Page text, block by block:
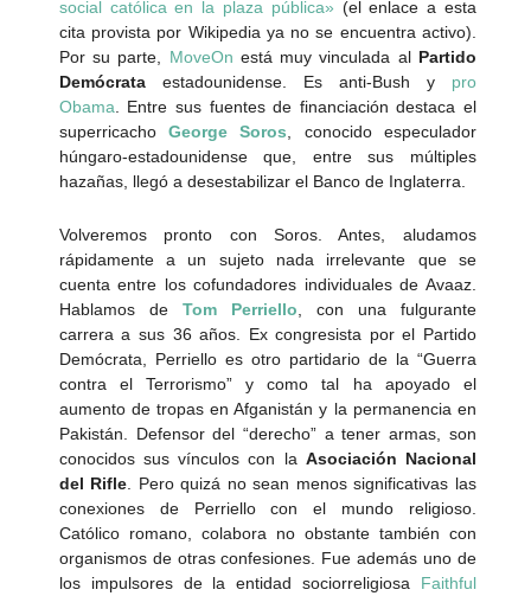
social católica en la plaza pública» (el enlace a esta
cita provista por Wikipedia ya no se encuentra activo).
Por su parte, MoveOn está muy vinculada al Partido
Demócrataestadounidense. Es anti-Bush y pro
Obama . Entre sus fuentes de financiación destaca el
superricachoGeorge Soros , conocido especulador
húngaro-estadounidense que, entre sus múltiples
hazañas, llegó a desestabilizar el Banco de Inglaterra.
Volveremos pronto con Soros. Antes, aludamos
rápidamente a un sujeto nada irrelevante que se
cuenta entre los cofundadores individuales de Avaaz.
Hablamos de Tom Perriello , con una fulgurante
carrera a sus 36 años. Ex congresista por el Partido
Demócrata, Perriello es otro partidario de la “Guerra
contra el Terrorismo” y como tal ha apoyado el
aumento de tropas en Afganistán y la permanencia en
Pakistán. Defensor del “derecho” a tener armas, son
conocidos sus vínculos con la Asociación Nacional
del Rifle . Pero quizá no sean menos significativas las
conexiones de Perriello con el mundo religioso.
Católico romano, colabora no obstante también con
organismos de otras confesiones. Fue además uno de
los impulsores de la entidad sociorreligiosa Faithful